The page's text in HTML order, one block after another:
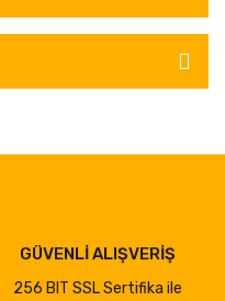
GÜVENLİ ALIŞVERİŞ
256 BIT SSL Sertifika ile